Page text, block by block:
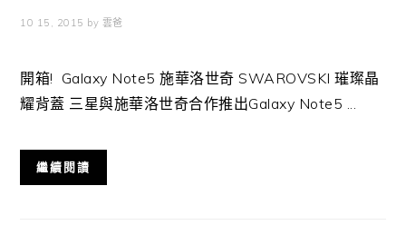
10 15, 2015 by 雲爸
開箱! Galaxy Note5 施華洛世奇 SWAROVSKI 璀璨晶
耀背蓋 三星與施華洛世奇合作推出Galaxy Note5 ...
繼續閱讀